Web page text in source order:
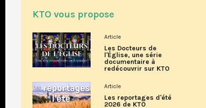
KTO vous propose
Article
Les Docteurs de
l'Église, une série
documentaire à
redécouvrir sur KTO
Article
Les reportages d'été
2026 de KTO